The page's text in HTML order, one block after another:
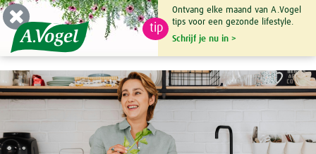
tip
Ontvang elke maand van A.Vogel
tips voor een gezonde lifestyle.
Schrijf je nu in >